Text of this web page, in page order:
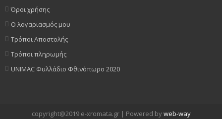
Όροι χρήσης
Ο λογαριασμός μου
Τρόποι Αποστολής
Τρόποι πληρωμής
UNIMAC Φυλλάδιο Φθινόπωρο 2020
copyright@2019 e-xromata.gr | Powered byweb-way